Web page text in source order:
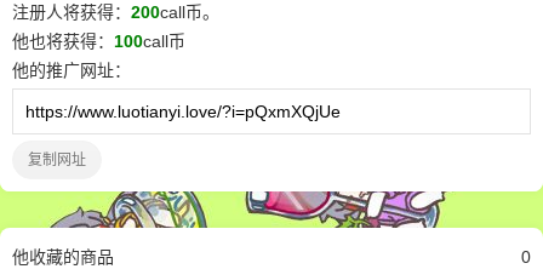
注册人将获得： 200call币。
他也将获得： 100call币
他的推广网址：
复制网址
他收藏的商品 0